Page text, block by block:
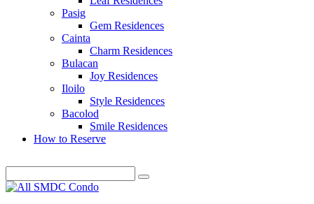
Pasig
Gem Residences
Cainta
Charm Residences
Bulacan
Joy Residences
Iloilo
Style Residences
Bacolod
Smile Residences
How to Reserve